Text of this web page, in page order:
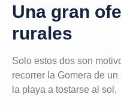
Una gran
rurales
Solo estos dos son
recorrer la Gomera de
la playa a tostarse al sol.